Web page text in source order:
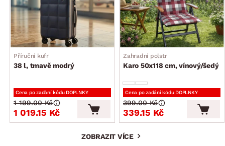
Příruční kufr
38 l, tmavě modrý
Cena po zadání kódu DOPLNKY
1 019.15 Kč
1 199.00 Kč
Zahradní polstr
Karo 50x118 cm, vínový/šedý
Cena po zadání kódu DOPLNKY
339.15 Kč
399.00 Kč
ZOBRAZIT VÍCE